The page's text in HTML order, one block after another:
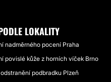
LOKALITY
nadměrného pocení Praha
povislé kůže z horních víček Brno
podbradku Plzeň